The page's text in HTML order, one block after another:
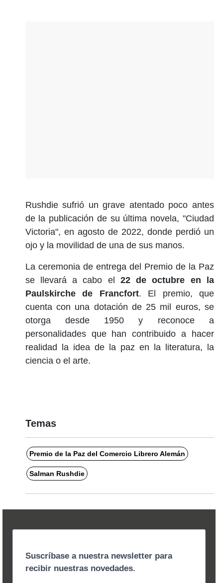
Rushdie sufrió un grave atentado poco antes
de la publicación de su última novela, "Ciudad
Victoria", en agosto de 2022, donde perdió un
ojo y la movilidad de una de sus manos.
La ceremonia de entrega del Premio de la Paz
se llevará a cabo el 22 de octubre en la
Paulskirche de Francfort. El premio, que
cuenta con una dotación de 25 mil euros, se
otorga desde 1950 y reconoce a
personalidades que han contribuido a hacer
realidad la idea de la paz en la literatura, la
ciencia o el arte.
Temas
Premio de la Paz del Comercio Librero Alemán
Salman Rushdie